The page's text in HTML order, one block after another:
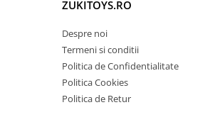
ZUKITOYS.RO
Despre noi
Termeni si conditii
Politica de Confidentialitate
Politica Cookies
Politica de Retur